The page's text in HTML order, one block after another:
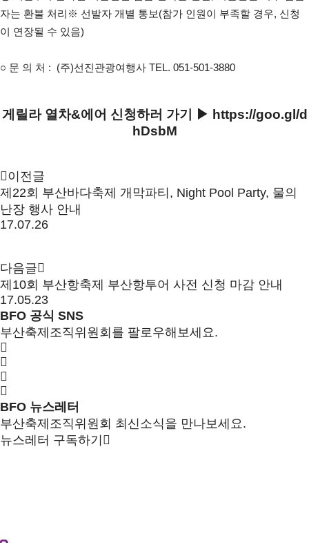
자는 환불 처리 ※ 선발자 개별 통보(참가 인원이 부족할 경우, 신청
이 연장될 수 있음)
○ 문 의 처 :  (주)선진관광여행사 TEL. 051-501-3880
게릴라 열차&에어 신청하러 가기 ▶ https://goo.gl/d
hDsbM
이전글
제22회 부산바다축제 개막파티, Night Pool Party, 물의
난장 행사 안내
17.07.26
다음글
제10회 부산항축제 부산항투어 사전 신청 마감 안내
17.05.23
BFO 공식 SNS
부산축제조직위원회를 팔로우해보세요.
BFO 뉴스레터
부산축제조직위원회 최신소식을 만나보세요.
뉴스레터 구독하기